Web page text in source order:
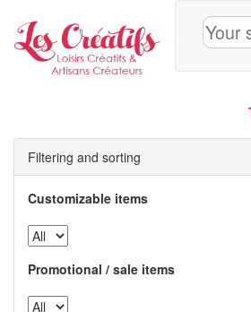
Filtering and sorting
Customizable items
Promotional / sale items